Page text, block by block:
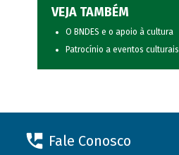
VEJA TAMBÉM
O BNDES e o apoio à cultura
Patrocínio a eventos culturais
Fale Conosco